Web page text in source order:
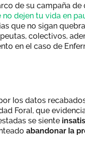
de su campaña
no dejen tu vida en
que no sigan
colectivos,
en el caso de
los datos
Foral, que
se siente
abandonar la